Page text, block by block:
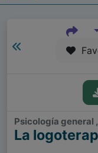
Psicología general
La